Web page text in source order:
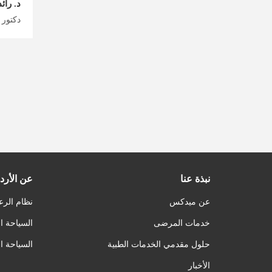
د.
نبذة عنا
عن ميدكس
خدمات المرضى
حلول مقدمي الخدمات الطبية
الأخبار
عن
نظام
السياحة
السياحة